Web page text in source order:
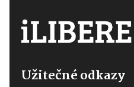
Užitečné odkazy